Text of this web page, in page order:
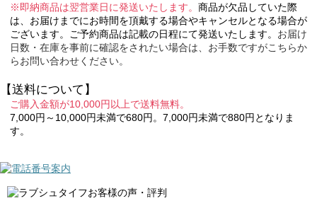
※即納商品は翌営業日に発送いたします。 商品が欠品していた際
は、お届けまでにお時間を頂戴する場合やキャンセルとなる場合が
ございます。ご予約商品は記載の日程にて発送いたします。 お届け
日数・在庫を事前に確認をされたい場合は、お手数ですがこちらか
らお問い合わせください。
【送料について】
ご購入金額が10,000円以上で送料無料。
7,000円～10,000円未満で680円。7,000円未満で880円となりま
す。